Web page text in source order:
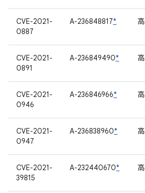
CVE-2021-
0887
A-236848817* 高
CVE-2021-
0891
A-236849490* 高
CVE-2021-
0946
A-236846966* 高
CVE-2021-
0947
A-236838960* 高
CVE-2021-
39815
A-232440670* 高